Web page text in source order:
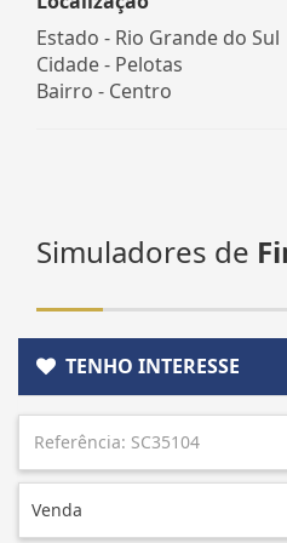
Estado - Rio Grande do Sul
Cidade - Pelotas
Bairro - Centro
Simuladores de
TENHO INTERESSE
Venda